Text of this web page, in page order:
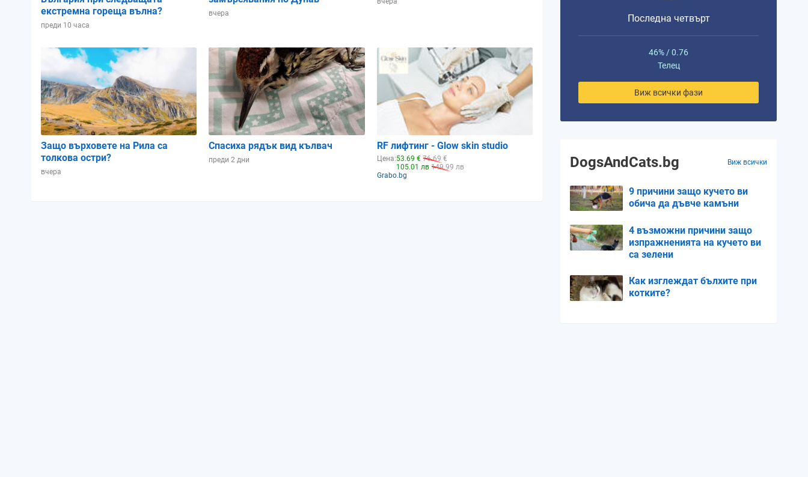
екстремна гореща вълна?
преди 10 часа
вчера
Защо върховете на Рила са
толкова остри?
вчера
Спасиха рядък вид кълвач
преди 2 дни
RF лифтинг - Glow skin studio
Цена:53.69 € 76.69 €
105.01 лв 149.99 лв
Grabo.bg
Последна четвърт
46% / 0.76
Телец
Виж всички фази
DogsAndCats.bg Виж всички
9 причини защо кучето ви
обича да дъвче камъни
4 възможни причини защо
изпражненията на кучето ви
са зелени
Как изглеждат бълхите при
котките?